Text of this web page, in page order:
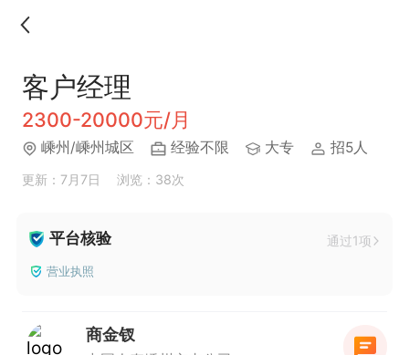
客户经理
2300-20000元/月
嵊州/嵊州城区 经验不限 大专 招5人
更新：7月7日 浏览：38次
平台核验 通过1项
营业执照
商金钗